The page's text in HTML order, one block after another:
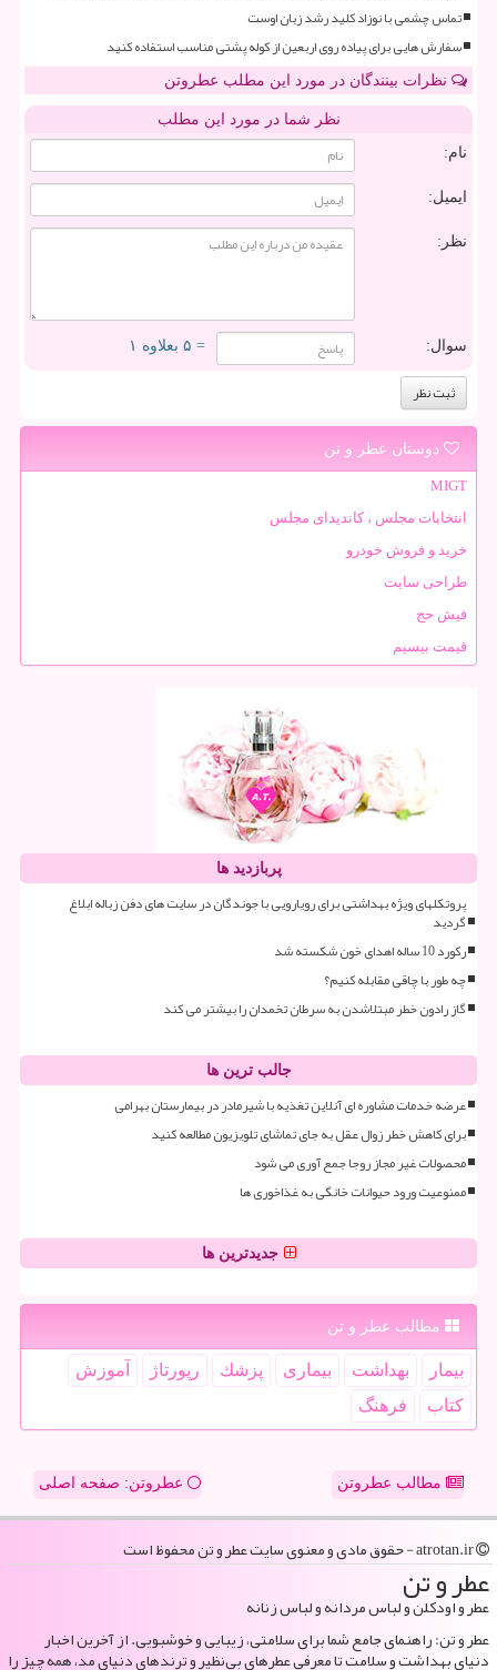
تماس چشمی با نوزاد کلید رشد زبان اوست
سفارش هایی برای پیاده روی اربعین از کوله پشتی مناسب استفاده کنید
نظرات بینندگان در مورد این مطلب عطروتن
نظر شما در مورد این مطلب
نام:
ایمیل:
نظر:
سوال: = ۵ بعلاوه ۱
دوستان عطر و تن
MIGT
انتخابات مجلس ، کاندیدای مجلس
خرید و فروش خودرو
طراحی سایت
فیش حج
قیمت بیسیم
پربازدید ها
پروتکلهای ویژه بهداشتی برای رویارویی با جوندگان در سایت های دفن زباله ابلاغ
گردید
رکورد 10 ساله اهدای خون شکسته شد
چه طور با چاقی مقابله کنیم؟
گاز رادون خطر مبتلاشدن به سرطان تخمدان را بیشتر می کند
جالب ترین ها
عرضه خدمات مشاوره ای آنلاین تغذیه با شیرمادر در بیمارستان بهرامی
برای کاهش خطر زوال عقل به جای تماشای تلویزیون مطالعه کنید
محصولات غیر مجاز روجا جمع آوری می شود
ممنوعیت ورود حیوانات خانگی به غذاخوری ها
جدیدترین ها
مطالب عطر و تن
بیمار بهداشت بیماری پزشك رپورتاژ
آموزش
كتاب
فرهنگ
مطالب عطروتن عطروتن: صفحه اصلی
عطر و تن
عطر و اودکلن و لباس مردانه و لباس زنانه
عطر و تن: راهنمای جامع شما برای سلامتی، زیبایی و خوشبویی. از آخرین اخبار
دنیای بهداشت و سلامت تا معرفی عطرهای بی‌نظیر و ترندهای دنیای مد، همه چیز را